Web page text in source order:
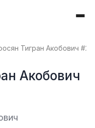
Тигран Акобович
Акобович